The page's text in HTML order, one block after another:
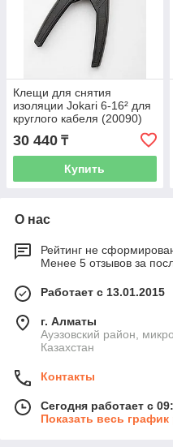
Клещи для снятия
изоляции Jokari 6-16² для
круглого кабеля (20090)
30 440 ₸
Купить
О нас
Рейтинг не
Менее 5 отзывов за
Работает с 13.01.2015
г. Алматы
Ауэзовский район,
Казахстан
Контакты
Сегодня работает с
Показать весь